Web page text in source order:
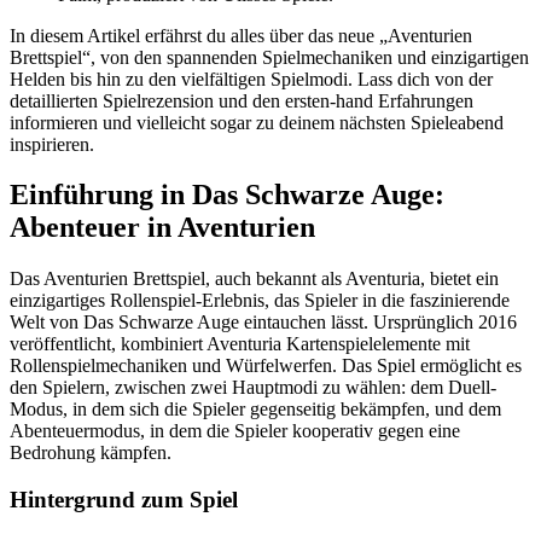
In diesem Artikel erfährst du alles über das neue „Aventurien
Brettspiel“, von den spannenden Spielmechaniken und einzigartigen
Helden bis hin zu den vielfältigen Spielmodi. Lass dich von der
detaillierten Spielrezension und den ersten-hand Erfahrungen
informieren und vielleicht sogar zu deinem nächsten Spieleabend
inspirieren.
Einführung in Das Schwarze Auge:
Abenteuer in Aventurien
Das Aventurien Brettspiel, auch bekannt als Aventuria, bietet ein
einzigartiges Rollenspiel-Erlebnis, das Spieler in die faszinierende
Welt von Das Schwarze Auge eintauchen lässt. Ursprünglich 2016
veröffentlicht, kombiniert Aventuria Kartenspielelemente mit
Rollenspielmechaniken und Würfelwerfen. Das Spiel ermöglicht es
den Spielern, zwischen zwei Hauptmodi zu wählen: dem Duell-
Modus, in dem sich die Spieler gegenseitig bekämpfen, und dem
Abenteuermodus, in dem die Spieler kooperativ gegen eine
Bedrohung kämpfen.
Hintergrund zum Spiel